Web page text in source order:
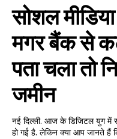
सोशल
मगर बैंक से
पता चला तो
जमीन
नई दिल्ली. आज के डिजिटल युग में
हो गई है. लेकिन क्या आप जानते हैं